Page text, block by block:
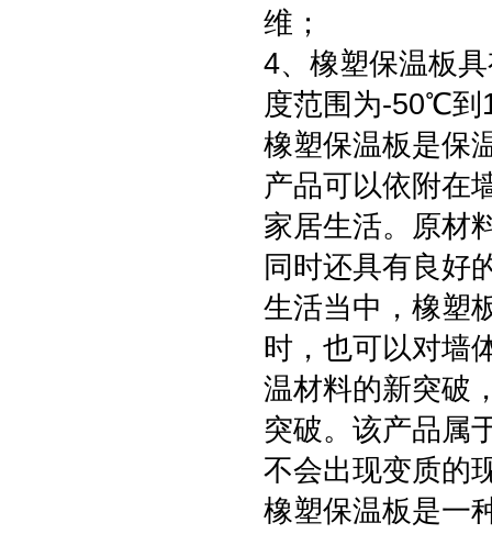
维；
4、橡塑保温板
度范围为-50℃
橡塑保温板是保
产品可以依附在
家居生活。原材
同时还具有良好
生活当中，橡塑
时，也可以对墙
温材料的新突破
突破。该产品属
不会出现变质的
橡塑保温板是一